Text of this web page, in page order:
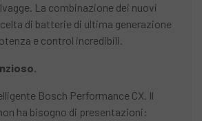
La combinazione dei nuovi
di batterie di ultima generazione
e control incredibili.
Bosch Performance CX. Il
ha bisogno di presentazioni: